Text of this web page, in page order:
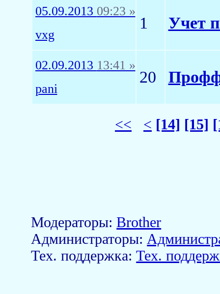
05.09.2013 09:23 »
vxg
1 Учет
02.09.2013 13:41 »
pani
20
<< < [14] [15]
Модераторы:Brother
Aдминистраторы:
Тех. поддержка:Тех.